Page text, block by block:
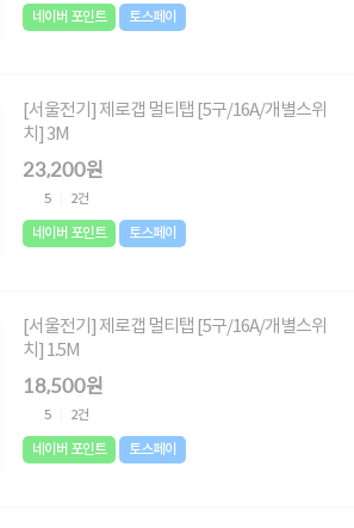
네이버 포인트 토스페이
[서울전기] 제로갭 멀티탭 [5구/16A/개별스위
치] 3M
23,200원
5 2건
네이버 포인트 토스페이
[서울전기] 제로갭 멀티탭 [5구/16A/개별스위
치] 1.5M
18,500원
5 2건
네이버 포인트 토스페이